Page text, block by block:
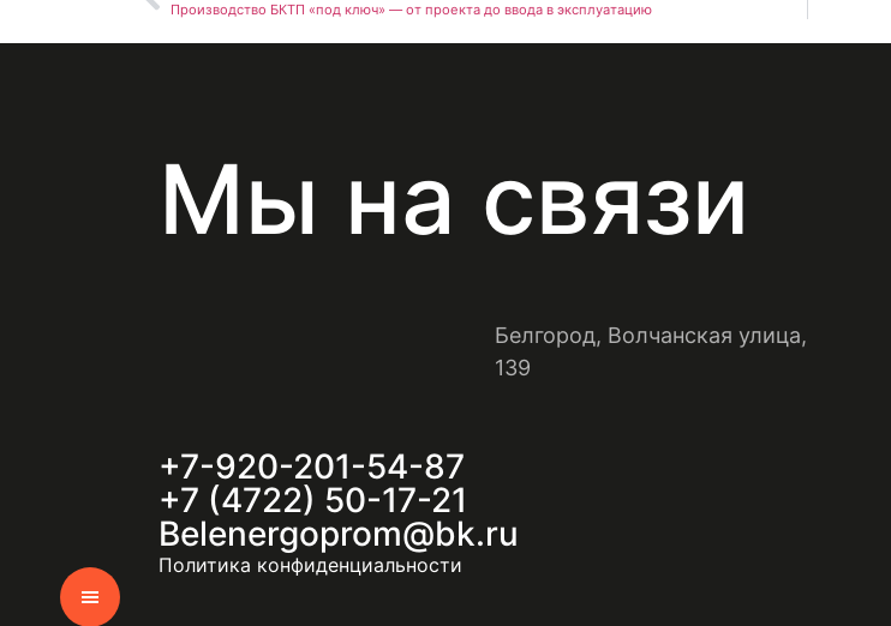
Производство БКТП «под ключ» — от проекта до ввода в эксплуатацию
Мы на связи
Белгород, Волчанская улица,
139
+7-920-201-54-87
+7 (4722) 50-17-21
Belenergoprom@bk.ru
Политика конфиденциальности